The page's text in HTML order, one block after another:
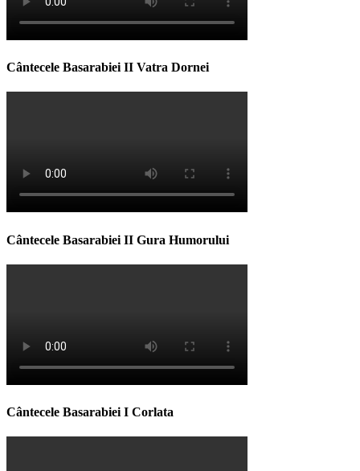
Cântecele Basarabiei II Vatra Dornei
Cântecele Basarabiei II Gura Humorului
Cântecele Basarabiei I Corlata